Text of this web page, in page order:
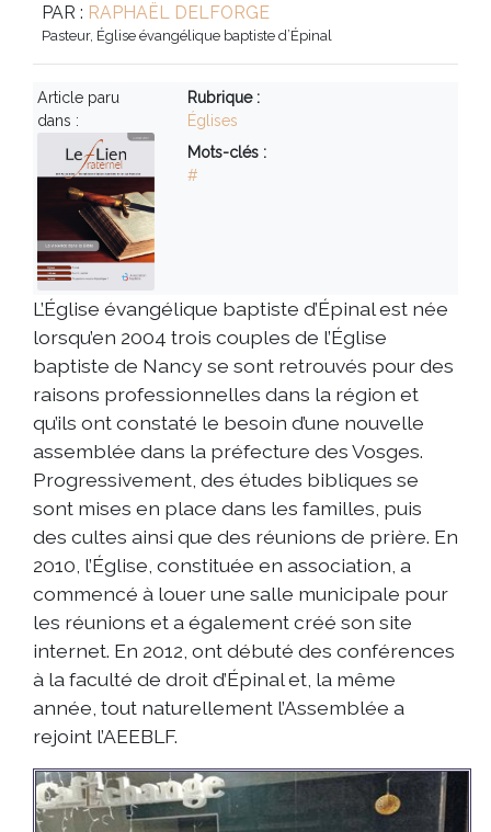
PAR : RAPHAËL DELFORGE
Pasteur, Église évangélique baptiste d’Épinal
Article paru
dans :
Rubrique :
Églises
Mots-clés :
#
L’Église évangélique baptiste d’Épinal est née
lorsqu’en 2004 trois couples de l’Église
baptiste de Nancy se sont retrouvés pour des
raisons professionnelles dans la région et
qu’ils ont constaté le besoin d’une nouvelle
assemblée dans la préfecture des Vosges.
Progressivement, des études bibliques se
sont mises en place dans les familles, puis
des cultes ainsi que des réunions de prière. En
2010, l’Église, constituée en association, a
commencé à louer une salle municipale pour
les réunions et a également créé son site
internet. En 2012, ont débuté des conférences
à la faculté de droit d’Épinal et, la même
année, tout naturellement l’Assemblée a
rejoint l’AEEBLF.